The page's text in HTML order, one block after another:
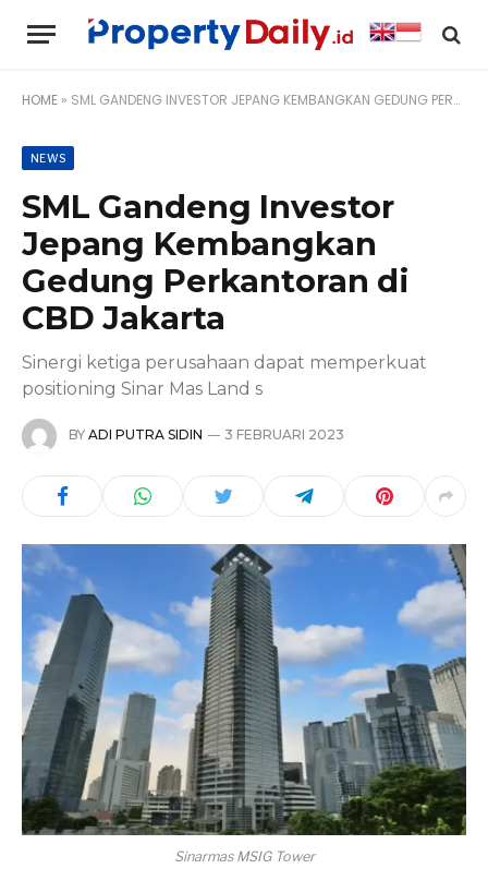
HOME » SML GANDENG INVESTOR JEPANG KEMBANGKAN GEDUNG PERKANTORAN DI CBD JAKARTA
NEWS
SML Gandeng Investor
Jepang Kembangkan
Gedung Perkantoran di
CBD Jakarta
Sinergi ketiga perusahaan dapat memperkuat
positioning Sinar Mas Land s
BY ADI PUTRA SIDIN 3 FEBRUARI 2023
Sinarmas MSIG Tower